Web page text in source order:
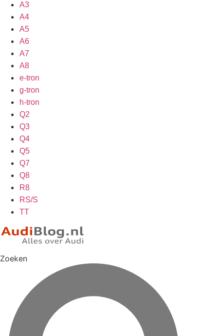
A3
A4
A5
A6
A7
A8
e-tron
g-tron
h-tron
Q2
Q3
Q4
Q5
Q7
Q8
R8
RS/S
TT
Zoeken